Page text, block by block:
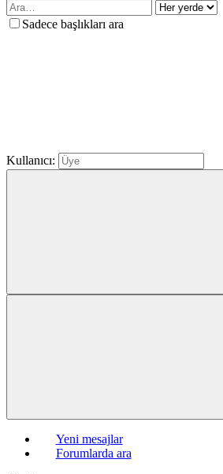
Sadece başlıkları ara
Kullanıcı:
Yeni mesajlar
Forumlarda ara